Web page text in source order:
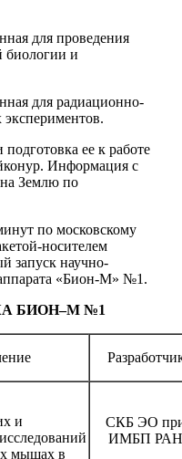
для проведения
биологии и
для радиационно-
ее к работе
Информация с
на Землю по
по московскому
носителем
запуск научно-
аппарата «Бион-М» №1.
КА БИОН–М №1
и
мышах в
СКБ ЭО
ИМБП РАН